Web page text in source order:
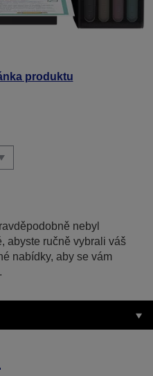
produktu
nebyl
abyste ručně vybrali váš
nabídky, aby se vám